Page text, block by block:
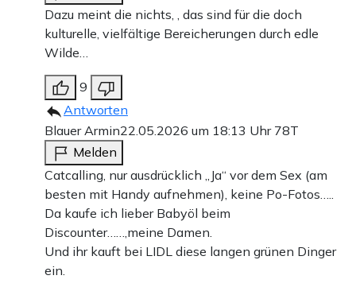
Dazu meint die nichts, , das sind für die doch
kulturelle, vielfältige Bereicherungen durch edle
Wilde…
9
Antworten
Blauer Armin22.05.2026 um 18:13 Uhr 78T
Melden
Catcalling, nur ausdrücklich „Ja“ vor dem Sex (am
besten mit Handy aufnehmen), keine Po-Fotos…..
Da kaufe ich lieber Babyöl beim
Discounter……,meine Damen.
Und ihr kauft bei LIDL diese langen grünen Dinger
ein.